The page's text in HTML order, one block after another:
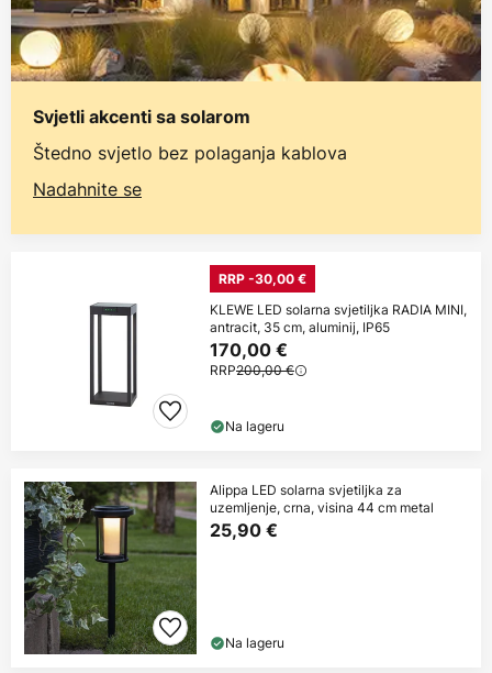
Svjetli akcenti sa solarom
Štedno svjetlo bez polaganja kablova
Nadahnite se
RRP -30,00 €
KLEWE LED solarna svjetiljka RADIA MINI,
antracit, 35 cm, aluminij, IP65
170,00 €
RRP200,00 €
Na lageru
Alippa LED solarna svjetiljka za
uzemljenje, crna, visina 44 cm metal
25,90 €
Na lageru